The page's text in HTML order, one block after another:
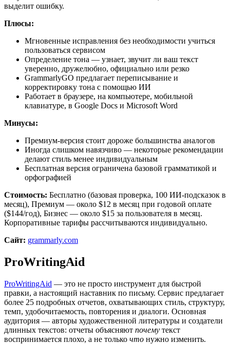
выделит ошибку.
Плюсы:
Мгновенные исправления без необходимости учиться
пользоваться сервисом
Определение тона — узнает, звучит ли ваш текст
уверенно, дружелюбно, официально или резко
GrammarlyGO предлагает переписывание и
корректировку тона с помощью ИИ
Работает в браузере, на компьютере, мобильной
клавиатуре, в Google Docs и Microsoft Word
Минусы:
Премиум-версия стоит дороже большинства аналогов
Иногда слишком навязчиво — некоторые рекомендации
делают стиль менее индивидуальным
Бесплатная версия ограничена базовой грамматикой и
орфографией
Стоимость: Бесплатно (базовая проверка, 100 ИИ-подсказок в
месяц), Премиум — около $12 в месяц при годовой оплате
($144/год), Бизнес — около $15 за пользователя в месяц.
Корпоративные тарифы рассчитываются индивидуально.
Сайт: grammarly.com
ProWritingAid
ProWritingAid — это не просто инструмент для быстрой
правки, а настоящий наставник по письму. Сервис предлагает
более 25 подробных отчетов, охватывающих стиль, структуру,
темп, удобочитаемость, повторения и диалоги. Основная
аудитория — авторы художественной литературы и создатели
длинных текстов: отчеты объясняют почему текст
воспринимается плохо, а не только что нужно изменить.